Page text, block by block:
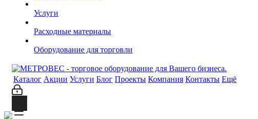
Услуги
Расходные материалы
Оборудование для торговли
Каталог Акции Услуги Блог Проекты Компания Контакты Ещё